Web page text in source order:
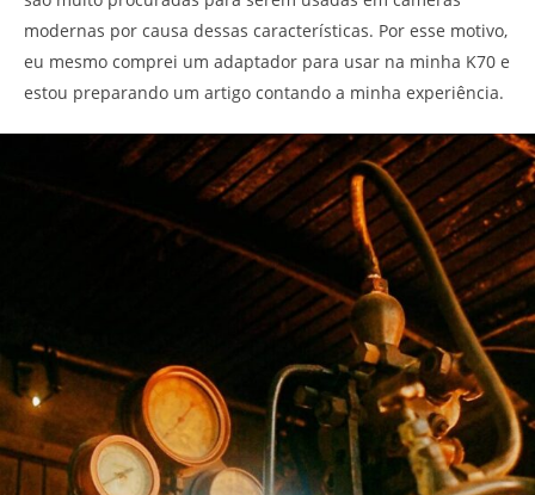
modernas por causa dessas características. Por esse motivo,
eu mesmo comprei um adaptador para usar na minha K70 e
estou preparando um artigo contando a minha experiência.